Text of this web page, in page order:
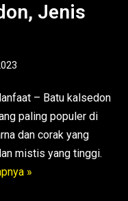
Jenis
– Batu kalsedon
paling populer di
dan corak yang
mistis yang tinggi.
»